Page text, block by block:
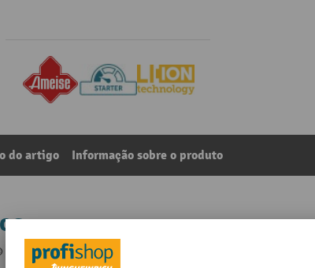
do artigo Informação sobre o produto
1.0 – incl. acoplamento para perfis